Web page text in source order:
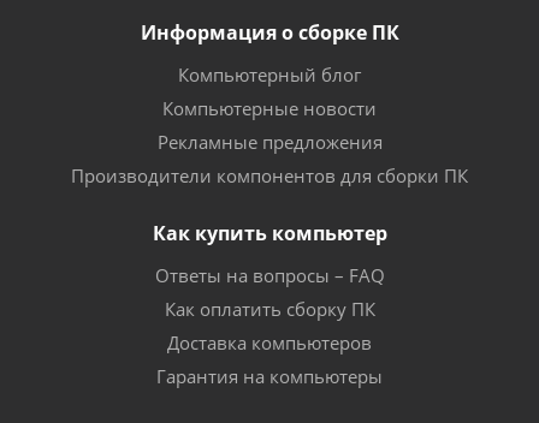
Информация о сборке ПК
Компьютерный блог
Компьютерные новости
Рекламные предложения
Производители компонентов для сборки ПК
Как купить компьютер
Ответы на вопросы – FAQ
Как оплатить сборку ПК
Доставка компьютеров
Гарантия на компьютеры